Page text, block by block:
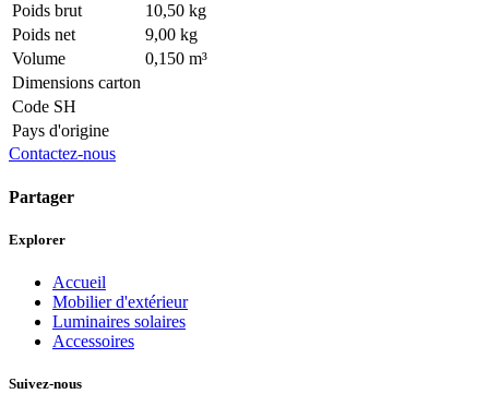
Poids brut
10,50 kg
Poids net
9,00 kg
Volume
0,150 m³
Dimensions carton
Code SH
Pays d'origine
Contactez-nous
Partager
Explorer
Accueil
Mobilier d'extérieur
Luminaires solaires
Accessoires
Suivez-nous